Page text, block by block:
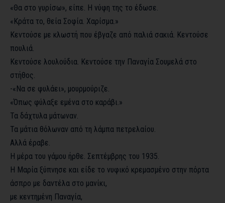
«Θα στο γυρίσω», είπε. Η νύφη της το έδωσε.
«Κράτα το, θεία Σοφία. Χαρίσμα.»
Κεντούσε με κλωστή που έβγαζε από παλιά σακιά. Κεντούσε
πουλιά.
Κεντούσε λουλούδια. Κεντούσε την Παναγία Σουμελά στο
στήθος.
-«Να σε φυλάει», μουρμούριζε.
«Όπως φύλαξε εμένα στο καράβι.»
Τα δάχτυλα μάτωναν.
Τα μάτια θόλωναν από τη λάμπα πετρελαίου.
Αλλά έραβε.
Η μέρα του γάμου ήρθε. Σεπτέμβρης του 1935.
Η Μαρία ξύπνησε και είδε το νυφικό κρεμασμένο στην πόρτα
άσπρο με δαντέλα στο μανίκι,
με κεντημένη Παναγία,